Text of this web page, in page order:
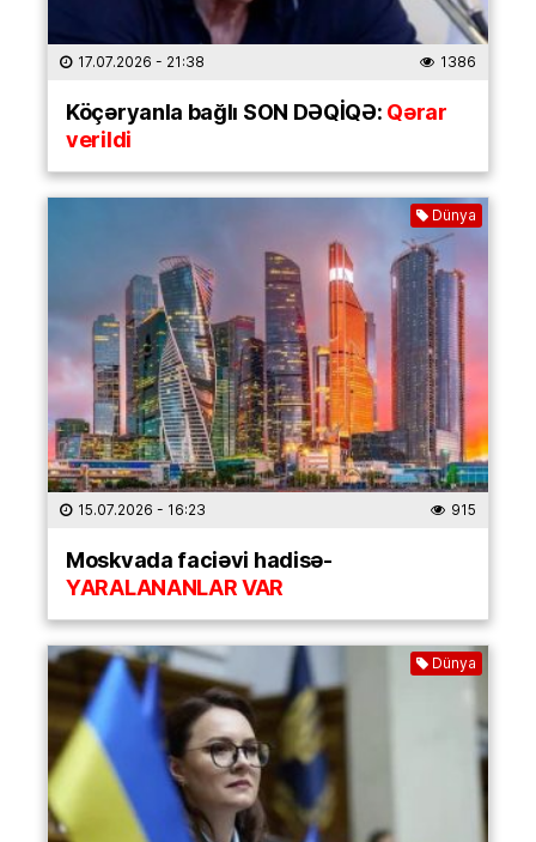
17.07.2026 - 21:38 1386
Köçəryanla bağlı SON DƏQİQƏ:Qərar
verildi
Dünya
15.07.2026 - 16:23 915
Moskvada faciəvi hadisə-
YARALANANLAR VAR
Dünya